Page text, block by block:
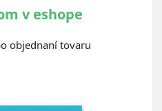
v eshope
objednaní tovaru